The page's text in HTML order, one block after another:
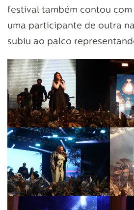
festival também contou com
uma participante de outra
subiu ao palco